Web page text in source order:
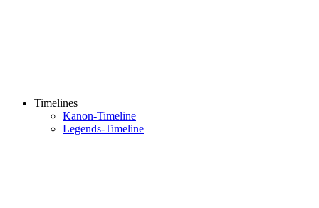
Timelines
Kanon-Timeline
Legends-Timeline